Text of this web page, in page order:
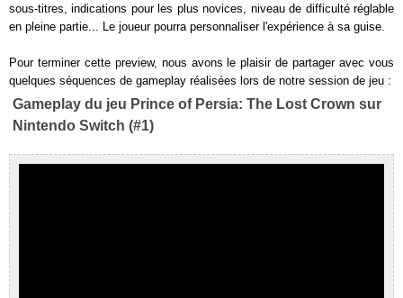
sous-titres, indications pour les plus novices, niveau de difficulté réglable
en pleine partie... Le joueur pourra personnaliser l'expérience à sa guise.
Pour terminer cette preview, nous avons le plaisir de partager avec vous
quelques séquences de gameplay réalisées lors de notre session de jeu :
Gameplay du jeu Prince of Persia: The Lost Crown sur
Nintendo Switch (#1)